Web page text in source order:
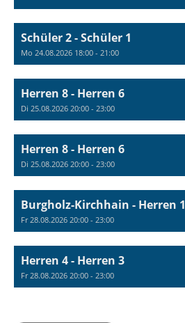
Schüler 2 - Schüler 1
Mo 24.08.2026 18:00 - 21:00
Herren 8 - Herren 6
Di 25.08.2026 20:00 - 23:00
Herren 8 - Herren 6
Di 25.08.2026 20:00 - 23:00
Burgholz-Kirchhain - Herren 1
Fr 28.08.2026 20:00 - 23:00
Herren 4 - Herren 3
Fr 28.08.2026 20:00 - 23:00